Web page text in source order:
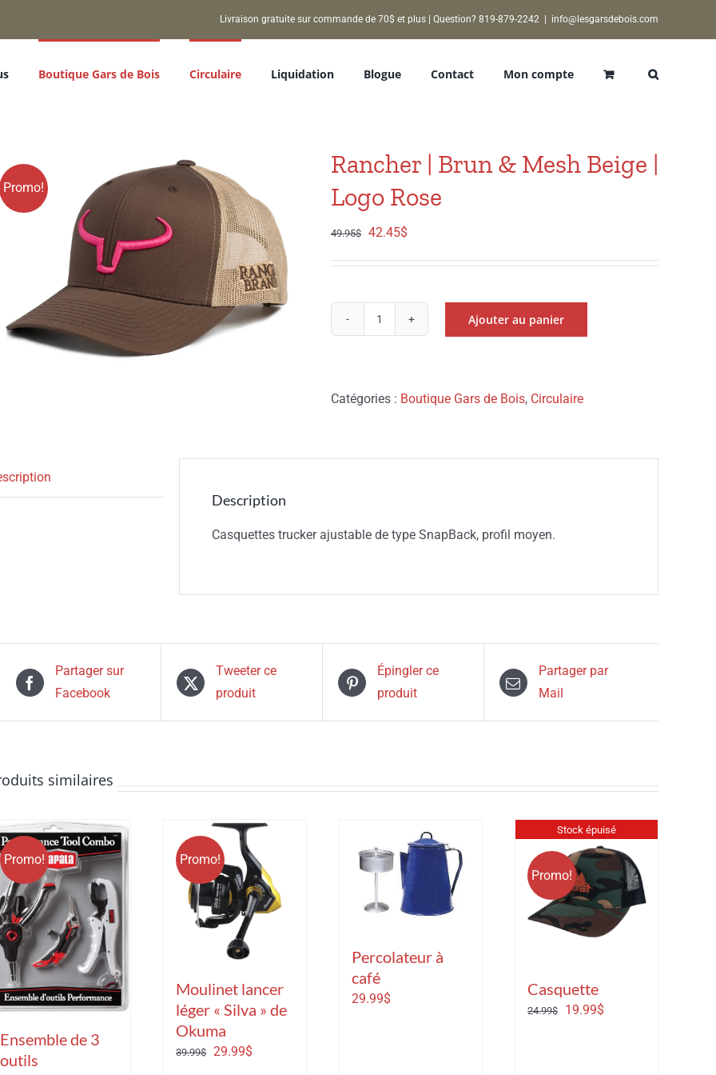
Livraison gratuite sur commande de 70$ et plus | Question? 819-879-2242 info@lesgarsdebois.com
Boutique Gars de Bois Circulaire Liquidation Blogue Contact Mon compte
Promo!
Rancher | Brun & Mesh Beige |
Logo Rose
49.95$ Le
était :
49.95$.
42.45$
est :
42.45$.
|
Mesh
Logo
Ajouter au panier
Catégories : Boutique Gars de Bois, Circulaire
Description
Casquettes trucker ajustable de type SnapBack, profil moyen.
Partager sur
Facebook
Tweeter ce
produit
Épingler ce
produit
Partager par
Mail
similaires
Promo!
Ensemble de 3
outils
Promo!
Moulinet lancer
léger « Silva » de
Okuma
39.99$ Le
29.99$
Percolateur à
café
29.99$
Stock épuisé
Promo!
Casquette
24.99$
Le
19.99$